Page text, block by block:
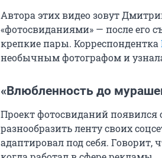
Автора этих видео зовут
«фотосвиданиями» — после его
крепкие пары. Корреспондентка
необычным фотографом и
«Влюбленность до
Проект фотосвиданий
разнообразить ленту своих
адаптировал под себя. Говорит,